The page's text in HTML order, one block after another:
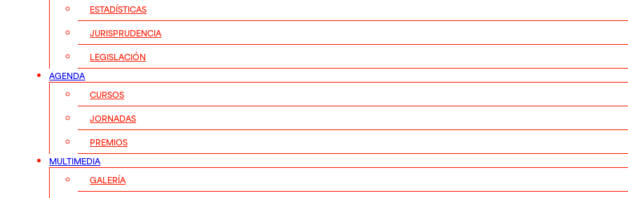
ESTADÍSTICAS
JURISPRUDENCIA
LEGISLACIÓN
AGENDA
CURSOS
JORNADAS
PREMIOS
MULTIMEDIA
GALERÍA